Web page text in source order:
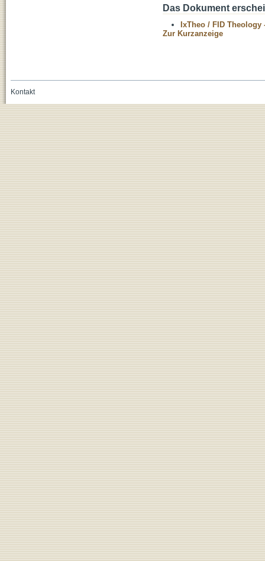
Das Dokument
IxTheo / FID Theology
Zur Kurzanzeige
Kontakt